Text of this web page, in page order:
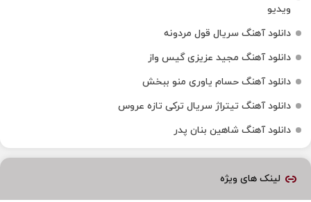
ویدیو
دانلود آهنگ سریال قول مردونه
دانلود آهنگ مجید عزیزی گیس واز
دانلود آهنگ حسام یاوری منو ببخش
دانلود آهنگ تیتراژ سریال ترکی تازه عروس
دانلود آهنگ شاهین بنان پدر
لینک های ویژه